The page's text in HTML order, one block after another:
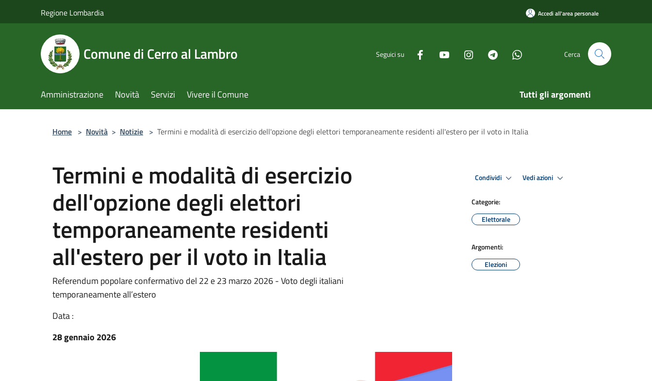
Regione Lombardia Accedi all'area personale
Comune di Cerro al Lambro Seguici su Cerca
Amministrazione Novità Servizi Vivere il Comune Tutti gli argomenti
Home > Novità > Notizie > Termini e modalità di esercizio dell'opzione degli elettori temporaneamente residenti all'estero per il voto in Italia
Termini e modalità di esercizio
dell'opzione degli elettori
temporaneamente residenti
all'estero per il voto in Italia
Referendum popolare confermativo del 22 e 23 marzo 2026 - Voto degli italiani
temporaneamente all’estero
Data :
28 gennaio 2026
Condividi Vedi azioni
Categorie:
Elettorale
Argomenti:
Elezioni